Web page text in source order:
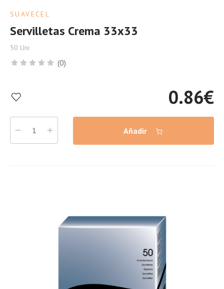
SUAVECEL
Servilletas Crema 33x33
50 Uni
(0)
0.86€
Añadir